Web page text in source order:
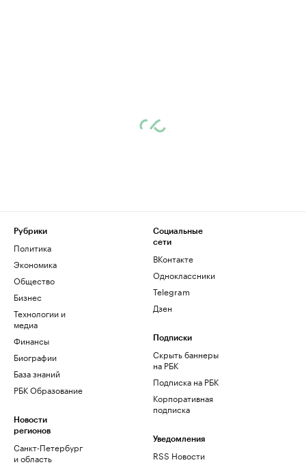
Рубрики
Политика
Экономика
Общество
Бизнес
Технологии и
медиа
Финансы
Биографии
База знаний
РБК Образование
Новости
регионов
Санкт-Петербург
и область
Социальные
сети
ВКонтакте
Одноклассники
Telegram
Дзен
Подписки
Скрыть баннеры
на РБК
Подписка на РБК
Корпоративная
подписка
Уведомления
RSS Новости